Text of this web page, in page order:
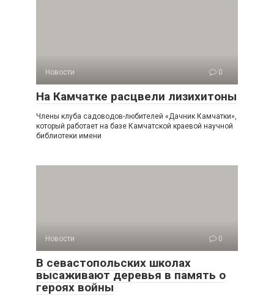
Новости 0
На Камчатке расцвели лизихитоны
Члены клуба садоводов-любителей «Дачник Камчатки»,
который работает на базе Камчатской краевой научной
библиотеки имени
Новости 0
В севастопольских школах
высаживают деревья в память о
героях войны